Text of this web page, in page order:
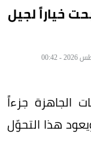
خياراً لجيل
الجاهزة جزءاً
هذا التحوّل